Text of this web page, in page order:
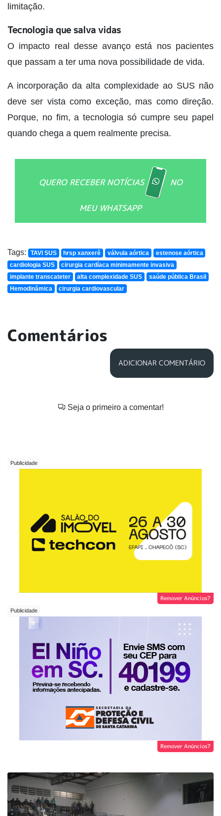
limitação.
Tecnologia que salva vidas
O impacto real desse avanço está nos pacientes
que passam a ter uma nova possibilidade de vida.
A incorporação da alta complexidade ao SUS não
deve ser vista como exceção, mas como direção.
Porque, no fim, a tecnologia só cumpre seu papel
quando chega a quem realmente precisa.
QUERO RECEBER NOTÍCIAS NO
MEU WHATSAPP
Tags: TAVI SUS hrsp xanxerê válvula aórtica
estenose aórtica
cardiologia SUS
cirurgia cardíaca minimamente invasiva
implante transcateter
alta complexidade SUS
saúde pública Brasil
Hemodinâmica
cirurgia cardiovascular
Comentários
ADICIONAR COMENTÁRIO
Seja o primeiro a comentar!
Remover Anúncios?
Remover Anúncios?